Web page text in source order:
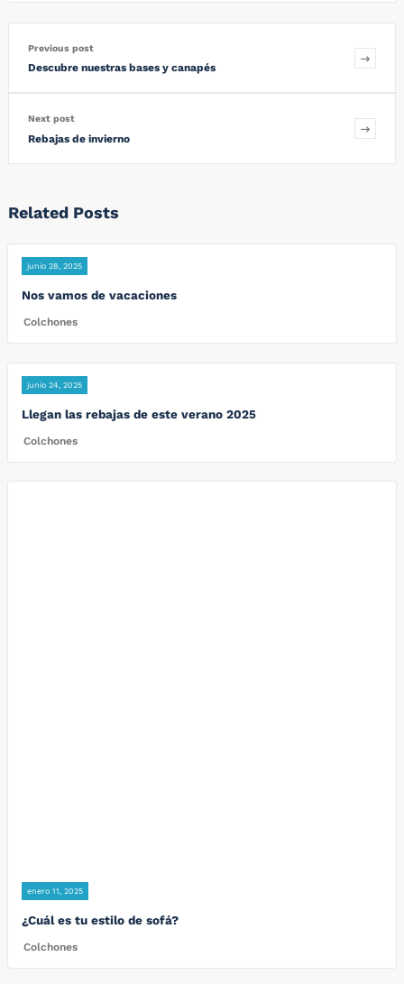
Previous post
Descubre nuestras bases y canapés
Next post
Rebajas de invierno
Related Posts
junio 28, 2025
Nos vamos de vacaciones
Colchones
junio 24, 2025
Llegan las rebajas de este verano 2025
Colchones
enero 11, 2025
¿Cuál es tu estilo de sofá?
Colchones